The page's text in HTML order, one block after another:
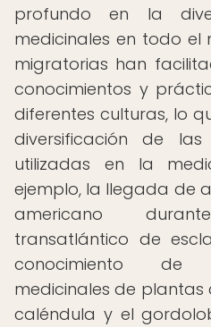
profundo en la
medicinales en todo el
migratorias han
conocimientos y
diferentes culturas, lo
diversificación de las
utilizadas en la
ejemplo, la llegada de
americano
transatlántico de
conocimiento de
medicinales de
caléndula y el